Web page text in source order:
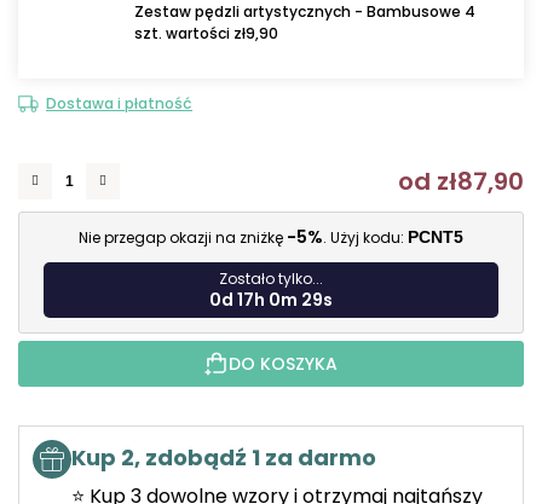
Zestaw pędzli artystycznych - Bambusowe 4
szt. wartości zł9,90
Dostawa i płatność
od zł87,90
Nie przegap okazji na zniżkę -5%. Użyj kodu: PCNT5
Zostało tylko...
0d 17h 0m 28s
DO KOSZYKA
Kup 2, zdobądź 1 za darmo
⭐ Kup 3 dowolne wzory i otrzymaj najtańszy